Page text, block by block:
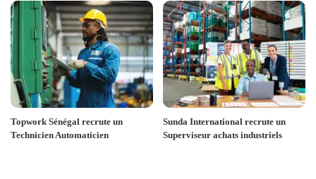
Topwork Sénégal recrute un
Technicien Automaticien
Sunda International recrute un
Superviseur achats industriels